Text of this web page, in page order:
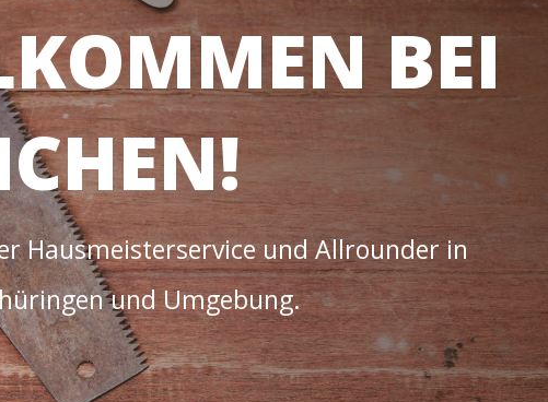
BEI
Hausmeisterservice und Allrounder in
und Umgebung.